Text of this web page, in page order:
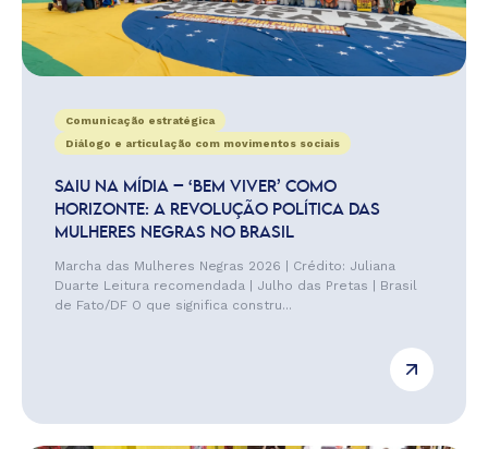
Comunicação estratégica
Diálogo e articulação com movimentos sociais
SAIU NA MÍDIA – ‘BEM VIVER’ COMO
HORIZONTE: A REVOLUÇÃO POLÍTICA DAS
MULHERES NEGRAS NO BRASIL
Marcha das Mulheres Negras 2026 | Crédito: Juliana
Duarte Leitura recomendada | Julho das Pretas | Brasil
de Fato/DF O que significa constru...